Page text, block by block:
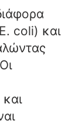
coli) και